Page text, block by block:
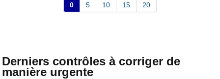
0 5 10 15 20
Derniers contrôles à corriger de
manière urgente